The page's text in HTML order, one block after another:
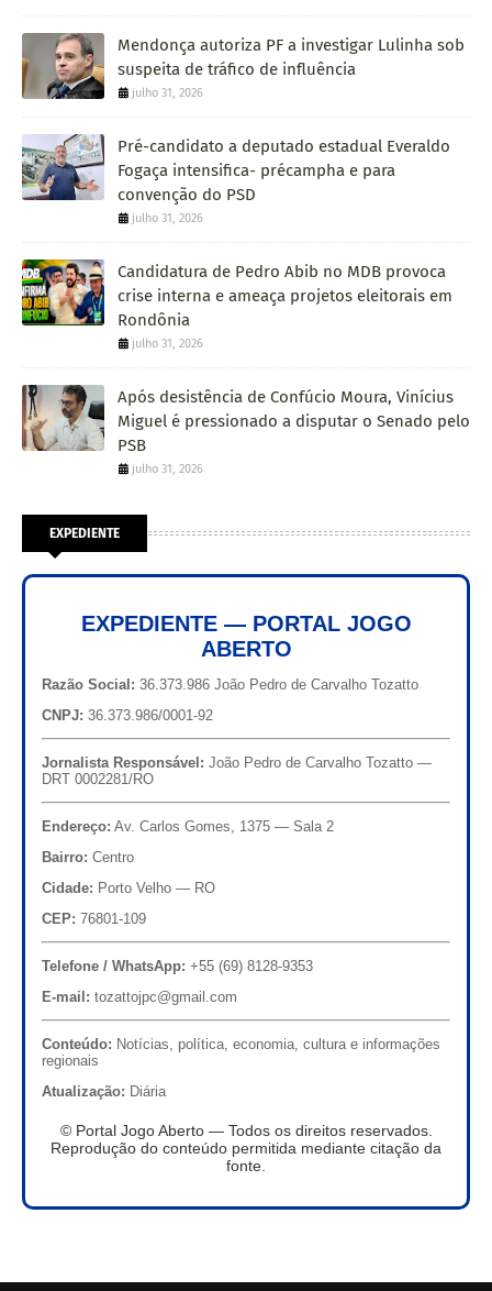
Mendonça autoriza PF a investigar Lulinha sob
suspeita de tráfico de influência
julho 31, 2026
Pré-candidato a deputado estadual Everaldo
Fogaça intensifica- précampha e para
convenção do PSD
julho 31, 2026
Candidatura de Pedro Abib no MDB provoca
crise interna e ameaça projetos eleitorais em
Rondônia
julho 31, 2026
Após desistência de Confúcio Moura, Vinícius
Miguel é pressionado a disputar o Senado pelo
PSB
julho 31, 2026
EXPEDIENTE
EXPEDIENTE — PORTAL JOGO
ABERTO
Razão Social: 36.373.986 João Pedro de Carvalho Tozatto
CNPJ: 36.373.986/0001-92
Jornalista Responsável: João Pedro de Carvalho Tozatto —
DRT 0002281/RO
Endereço: Av. Carlos Gomes, 1375 — Sala 2
Bairro: Centro
Cidade: Porto Velho — RO
CEP: 76801-109
Telefone / WhatsApp: +55 (69) 8128-9353
E-mail: tozattojpc@gmail.com
Conteúdo: Notícias, política, economia, cultura e informações
regionais
Atualização: Diária
© Portal Jogo Aberto — Todos os direitos reservados.
Reprodução do conteúdo permitida mediante citação da
fonte.